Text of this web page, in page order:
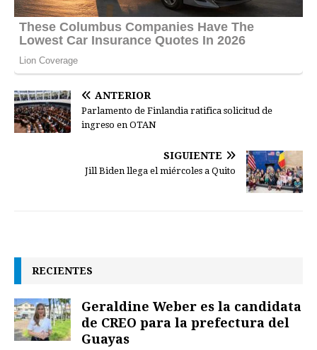
ANTERIOR
Parlamento de Finlandia ratifica solicitud de
ingreso en OTAN
SIGUIENTE
Jill Biden llega el miércoles a Quito
RECIENTES
Geraldine Weber es la candidata
de CREO para la prefectura del
Guayas